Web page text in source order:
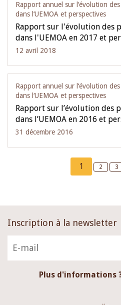
Rapport annuel sur l‘évolution
dans l‘UEMOA et perspectives
Rapport sur l'évolution des
dans l'UEMOA en 2017 et
12 avril 2018
Rapport annuel sur l‘évolution
dans l‘UEMOA et perspectives
Rapport sur l’évolution des
dans l’UEMOA en 2016 et
31 décembre 2016
Current
page
1 Page
2 3
Inscription à la newsletter
Plus d'informations